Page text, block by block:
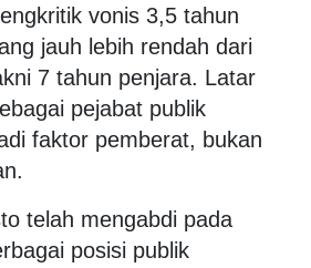
vonis 3,5 tahun
jauh lebih rendah dari
7 tahun penjara. Latar
pejabat publik
faktor pemberat, bukan
telah mengabdi pada
posisi publik